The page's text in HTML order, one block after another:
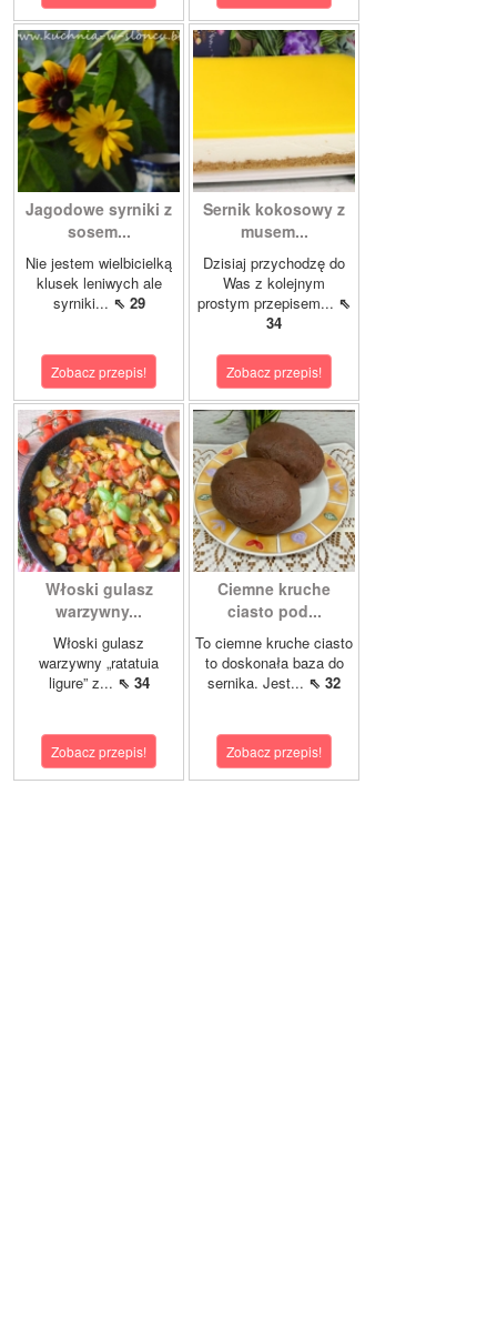
Jagodowe syrniki z
sosem...
Nie jestem wielbicielką
klusek leniwych ale
syrniki... ⇖ 29
Zobacz przepis!
Sernik kokosowy z
musem...
Dzisiaj przychodzę do
Was z kolejnym
prostym przepisem... ⇖
34
Zobacz przepis!
Włoski gulasz
warzywny...
Włoski gulasz
warzywny „ratatuia
ligure” z... ⇖ 34
Zobacz przepis!
Ciemne kruche
ciasto pod...
To ciemne kruche ciasto
to doskonała baza do
sernika. Jest... ⇖ 32
Zobacz przepis!